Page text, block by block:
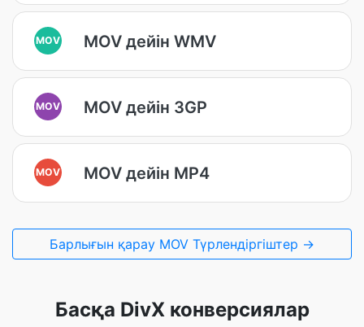
MOV MOV дейін WMV
MOV MOV дейін 3GP
MOV MOV дейін MP4
Барлығын қарау MOV Түрлендіргіштер →
Басқа DivX конверсиялар